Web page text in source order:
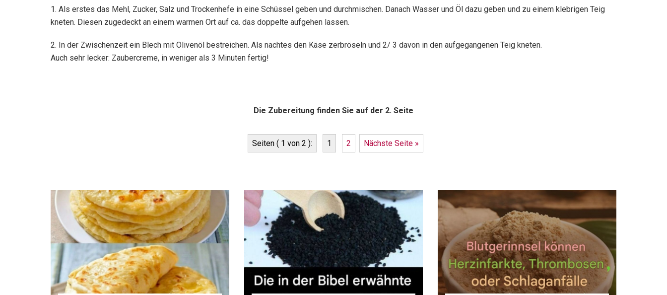
1. Als erstes das Mehl, Zucker, Salz und Trockenhefe in eine Schüssel geben und durchmischen. Danach Wasser und Öl dazu geben und zu einem klebrigen Teig
kneten. Diesen zugedeckt an einem warmen Ort auf ca. das doppelte aufgehen lassen.
2. In der Zwischenzeit ein Blech mit Olivenöl bestreichen. Als nachtes den Käse zerbröseln und 2/ 3 davon in den aufgegangenen Teig kneten.
Auch sehr lecker: Zaubercreme, in weniger als 3 Minuten fertig!
Die Zubereitung finden Sie auf der 2. Seite
Seiten ( 1 von 2 ): 1 2 Nächste Seite »